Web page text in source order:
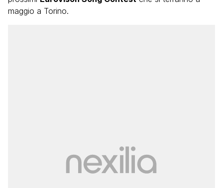
maggio a Torino.